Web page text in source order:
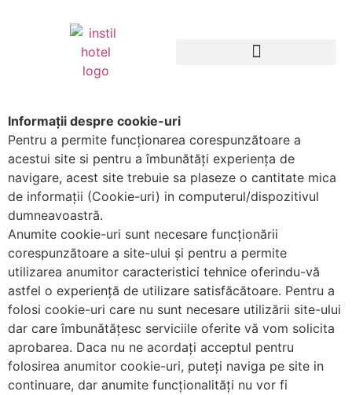
Informații despre cookie-uri
Pentru a permite funcționarea corespunzătoare a
acestui site si pentru a îmbunătăți experiența de
navigare, acest site trebuie sa plaseze o cantitate mica
de informații (Cookie-uri) in computerul/dispozitivul
dumneavoastră.
Anumite cookie-uri sunt necesare funcționării
corespunzătoare a site-ului și pentru a permite
utilizarea anumitor caracteristici tehnice oferindu-vă
astfel o experiență de utilizare satisfăcătoare. Pentru a
folosi cookie-uri care nu sunt necesare utilizării site-ului
dar care îmbunătățesc serviciile oferite vă vom solicita
aprobarea. Daca nu ne acordați acceptul pentru
folosirea anumitor cookie-uri, puteți naviga pe site in
continuare, dar anumite funcționalități nu vor fi